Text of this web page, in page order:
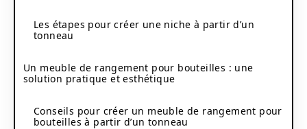
Les étapes pour créer une niche à partir d’un
tonneau
Un meuble de rangement pour bouteilles : une
solution pratique et esthétique
Conseils pour créer un meuble de rangement pour
bouteilles à partir d’un tonneau